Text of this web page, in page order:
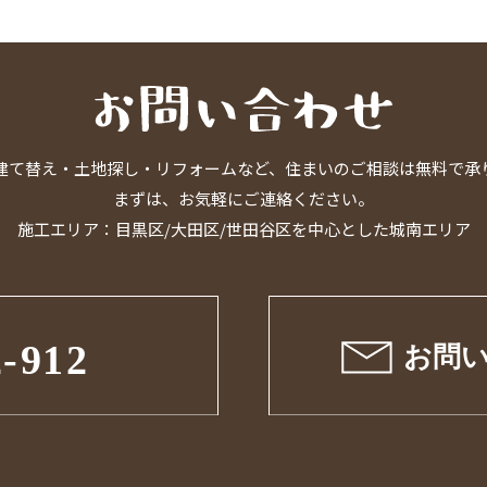
て替え・土地探し・リフォームなど、住まいのご相談は無料で承
まずは、お気軽にご連絡ください。
施工エリア：目黒区/大田区/世田谷区を中心とした城南エリア